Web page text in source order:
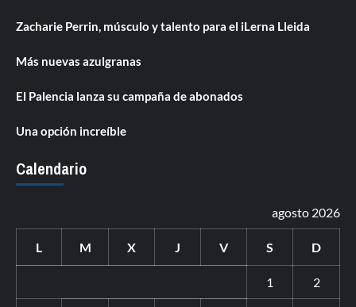
Zacharie Perrin, músculo y talento para el iLerna Lleida
Más nuevas azulgranas
El Palencia lanza su campaña de abonados
Una opción increíble
Calendario
agosto 2026
L M X J V S D
1 2